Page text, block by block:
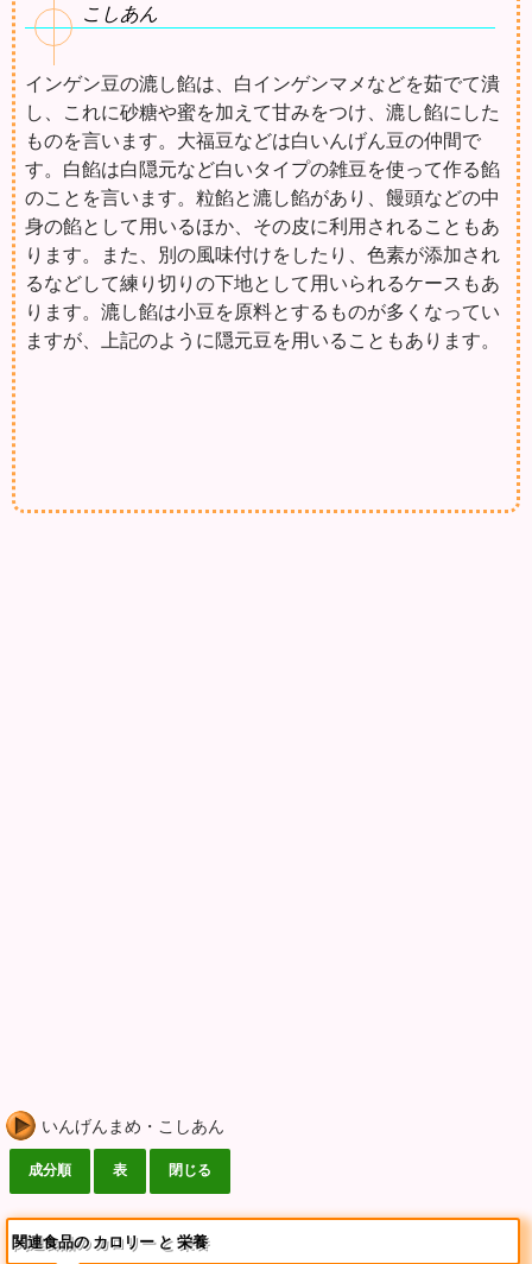
こしあん
インゲン豆の漉し餡は、白インゲンマメなどを茹でて潰
し、これに砂糖や蜜を加えて甘みをつけ、漉し餡にした
ものを言います。大福豆などは白いんげん豆の仲間で
す。白餡は白隠元など白いタイプの雑豆を使って作る餡
のことを言います。粒餡と漉し餡があり、饅頭などの中
身の餡として用いるほか、その皮に利用されることもあ
ります。また、別の風味付けをしたり、色素が添加され
るなどして練り切りの下地として用いられるケースもあ
ります。漉し餡は小豆を原料とするものが多くなってい
ますが、上記のように隠元豆を用いることもあります。
いんげんまめ・こしあん
関連食品の カロリー と 栄養